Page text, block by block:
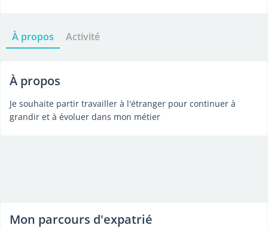
À propos Activité
À propos
Je souhaite partir travailler à l'étranger pour continuer à
grandir et à évoluer dans mon métier
Mon parcours d'expatrié